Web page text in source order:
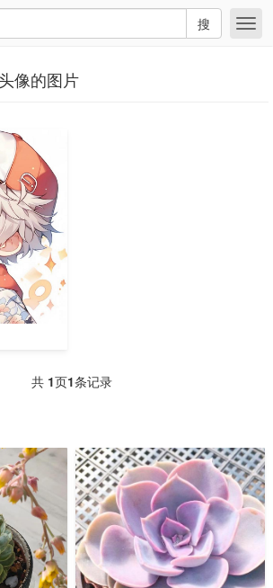
搜
像的图片
共 1页1条记录